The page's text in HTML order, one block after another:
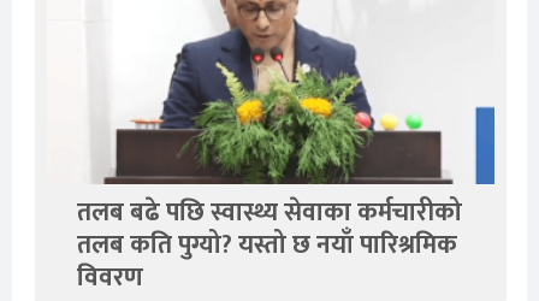
तलब बढे पछि स्वास्थ्य सेवाका कर्मचारीको
तलब कति पुग्यो? यस्तो छ नयाँ पारिश्रमिक
विवरण